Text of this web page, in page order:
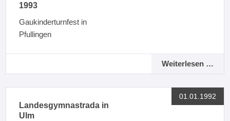
1993
Gaukinderturnfest in
Pfullingen
Weiterlesen …
01.01.1992
Landesgymnastrada in
Ulm